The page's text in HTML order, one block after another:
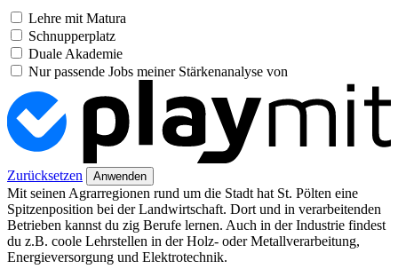
Lehre mit Matura
Schnupperplatz
Duale Akademie
Nur passende Jobs meiner Stärkenanalyse von
Zurücksetzen Anwenden
Mit seinen Agrarregionen rund um die Stadt hat St. Pölten eine
Spitzenposition bei der Landwirtschaft. Dort und in verarbeitenden
Betrieben kannst du zig Berufe lernen. Auch in der Industrie findest
du z.B. coole Lehrstellen in der Holz- oder Metallverarbeitung,
Energieversorgung und Elektrotechnik.